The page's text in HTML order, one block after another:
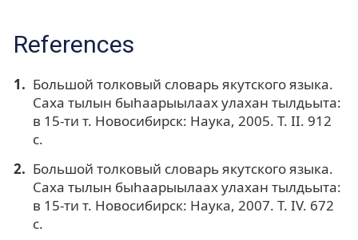
References
Большой толковый словарь якутского языка.
Саха тылын быhаарыылаах улахан тылдьыта:
в 15-ти т. Новосибирск: Наука, 2005. Т. II. 912
с.
Большой толковый словарь якутского языка.
Саха тылын быhаарыылаах улахан тылдьыта:
в 15-ти т. Новосибирск: Наука, 2007. Т. IV. 672
с.